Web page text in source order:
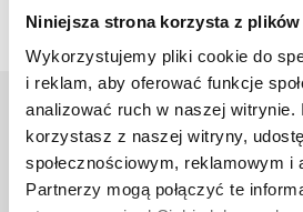
Niniejsza strona korzysta z
Wykorzystujemy pliki cookie do
i reklam, aby oferować funkcje
analizować ruch w naszej witrynie.
korzystasz z naszej witryny,
społecznościowym, reklamowym i
Partnerzy mogą połączyć te
Uniwersytet Rzeszowski
Al. Tadeusza Rejtana 16C
35-959 Rzeszów